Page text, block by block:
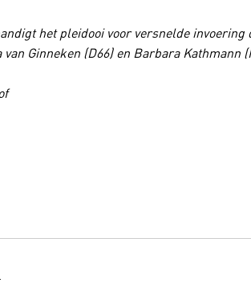
het pleidooi voor versnelde
Ginneken (D66) en Barbara Kathmann